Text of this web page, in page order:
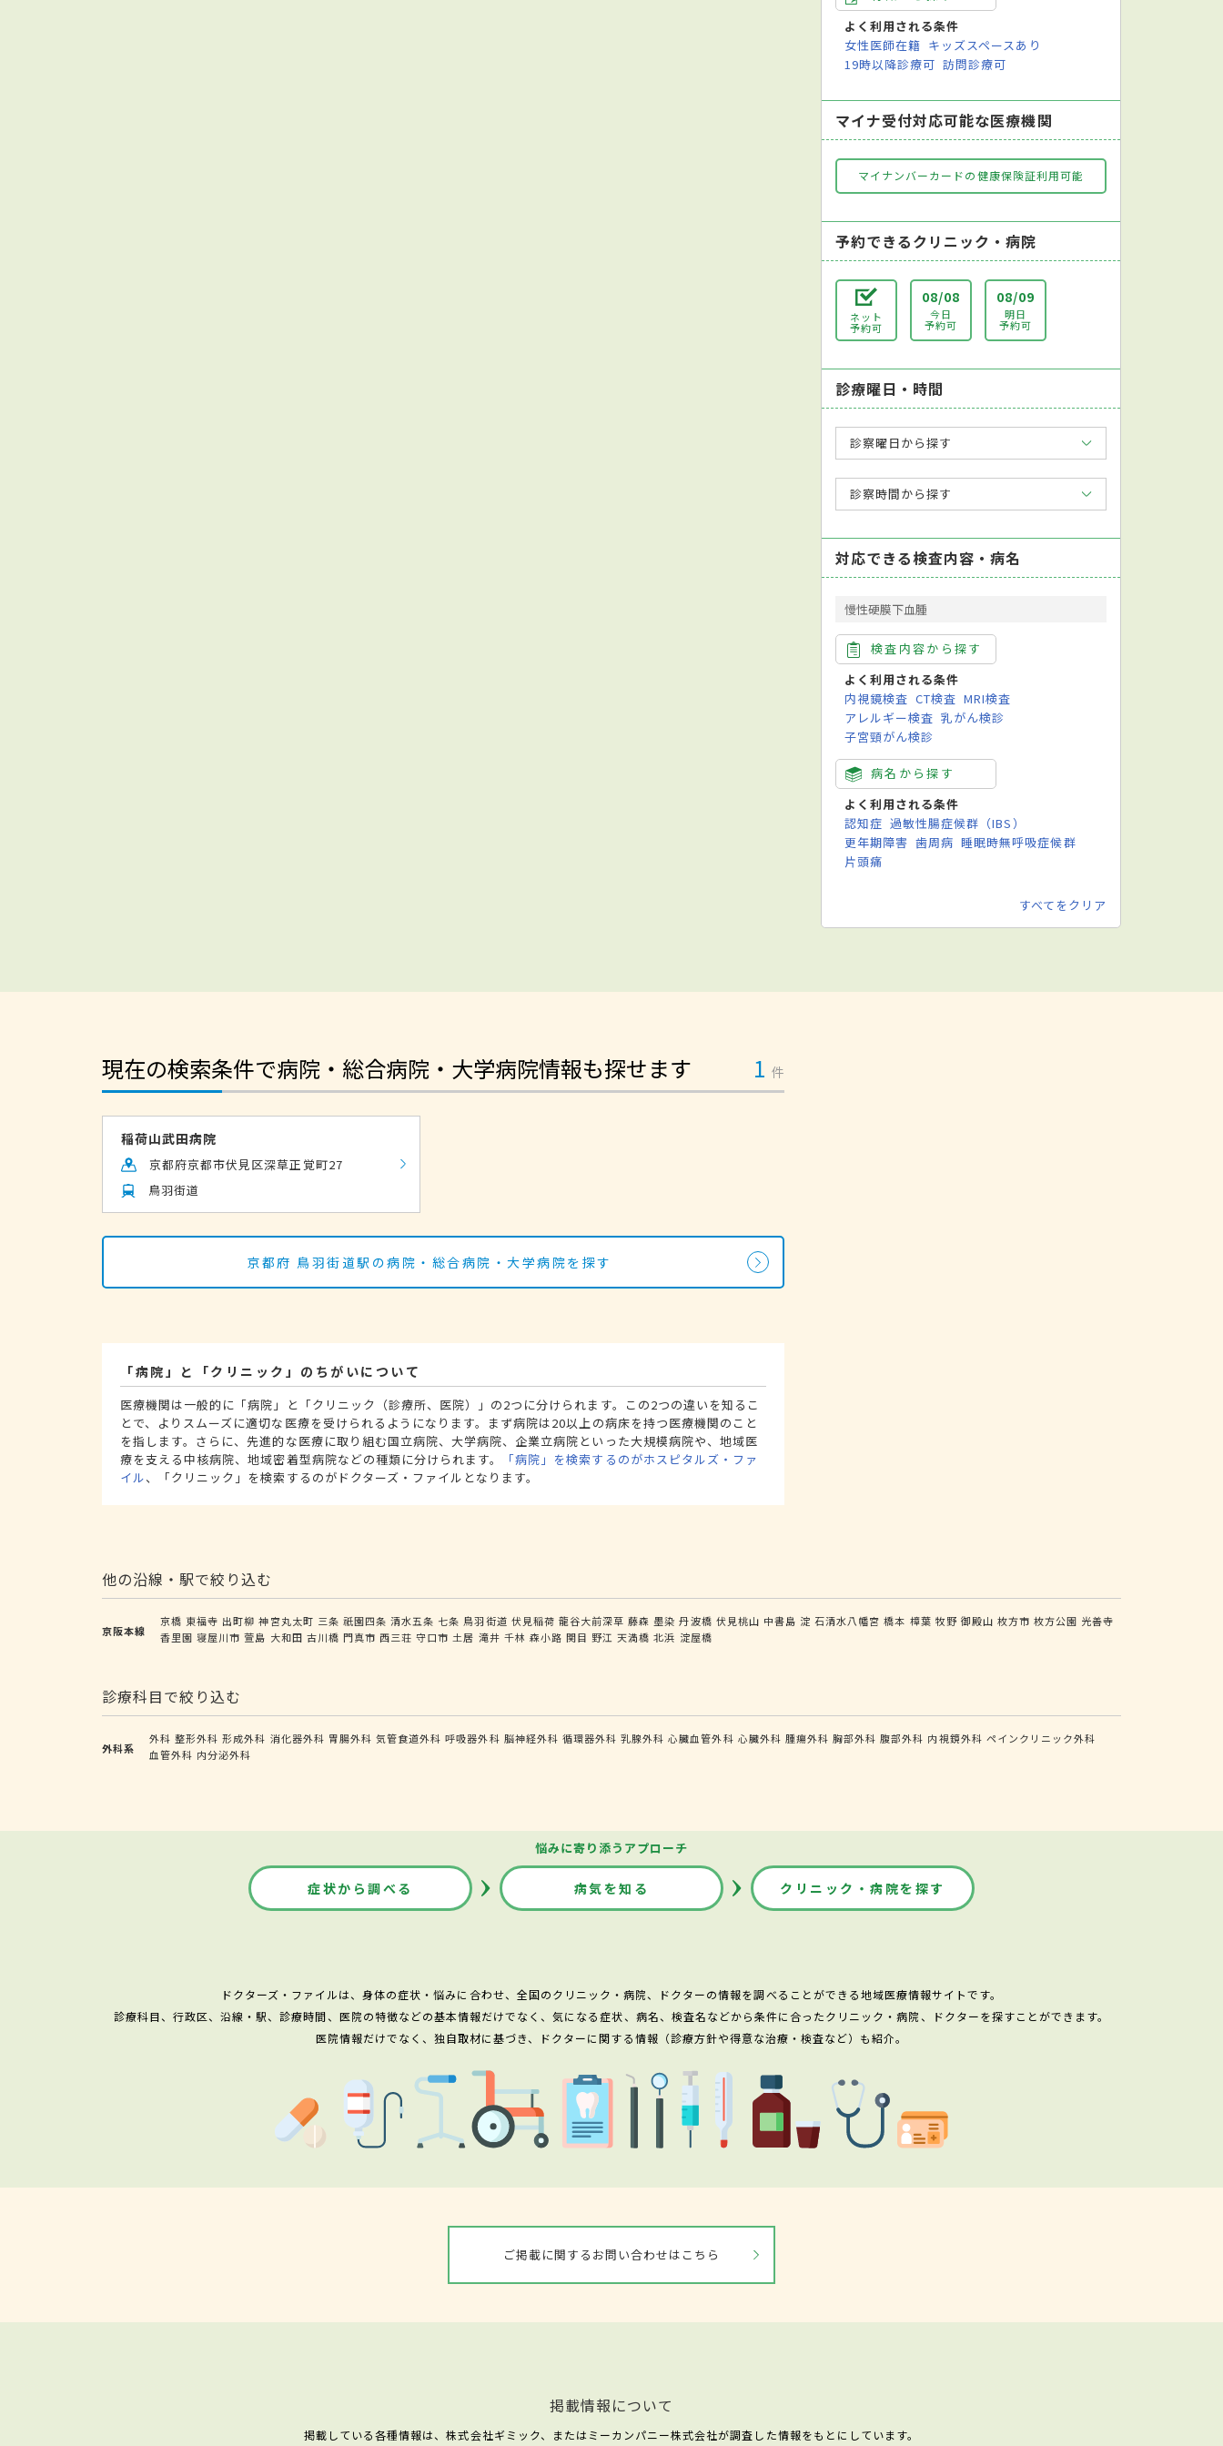
よく利用される条件
女性医師在籍 キッズスペースあり
19時以降診療可 訪問診療可
マイナ受付対応可能な医療機関
マイナンバーカードの健康保険証利用可能
予約できるクリニック・病院
ネット
予約可
08/08
今日
予約可
08/09
明日
予約可
診療曜日・時間
診察曜日から探す
診察時間から探す
対応できる検査内容・病名
慢性硬膜下血腫
検査内容から探す
よく利用される条件
内視鏡検査 CT検査 MRI検査
アレルギー検査 乳がん検診
子宮頸がん検診
病名から探す
よく利用される条件
認知症 過敏性腸症候群（IBS）
更年期障害 歯周病 睡眠時無呼吸症候群
片頭痛
すべてをクリア
現在の検索条件で病院・総合病院・大学病院情報も探せます 1 件
稲荷山武田病院
京都府京都市伏見区深草正覚町27
鳥羽街道
京都府 鳥羽街道駅の病院・総合病院・大学病院を探す
「病院」と「クリニック」のちがいについて
医療機関は一般的に「病院」と「クリニック（診療所、医院）」の2つに分けられます。この2つの違いを知るこ
とで、よりスムーズに適切な医療を受けられるようになります。まず病院は20以上の病床を持つ医療機関のこと
を指します。さらに、先進的な医療に取り組む国立病院、大学病院、企業立病院といった大規模病院や、地域医
療を支える中核病院、地域密着型病院などの種類に分けられます。
「病院」を検索するのがホスピタルズ・ファ
イル、「クリニック」を検索するのがドクターズ・ファイルとなります。
他の沿線・駅で絞り込む
京阪本線
京橋 東福寺 出町柳 神宮丸太町 三条 祇園四条 清水五条 七条 鳥羽街道 伏見稲荷 龍谷大前深草 藤森 墨染 丹波橋 伏見桃山 中書島 淀 石清水八幡宮 橋本 樟葉 牧野 御殿山 枚方市 枚方公園 光善寺
香里園 寝屋川市 萱島 大和田 古川橋 門真市 西三荘 守口市 土居 滝井 千林 森小路 関目 野江 天満橋 北浜 淀屋橋
診療科目で絞り込む
外科系
外科 整形外科 形成外科 消化器外科 胃腸外科 気管食道外科 呼吸器外科 脳神経外科 循環器外科 乳腺外科 心臓血管外科 心臓外科 腫瘍外科 胸部外科 腹部外科 内視鏡外科 ペインクリニック外科
血管外科 内分泌外科
悩みに寄り添うアプローチ
症状から調べる 病気を知る クリニック・病院を探す
ドクターズ・ファイルは、身体の症状・悩みに合わせ、全国のクリニック・病院、ドクターの情報を調べることができる地域医療情報サイトです。
診療科目、行政区、沿線・駅、診療時間、医院の特徴などの基本情報だけでなく、気になる症状、病名、検査名などから条件に合ったクリニック・病院、ドクターを探すことができます。
医院情報だけでなく、独自取材に基づき、ドクターに関する情報（診療方針や得意な治療・検査など）も紹介。
ご掲載に関するお問い合わせはこちら
掲載情報について
掲載している各種情報は、株式会社ギミック、またはミーカンパニー株式会社が調査した情報をもとにしています。